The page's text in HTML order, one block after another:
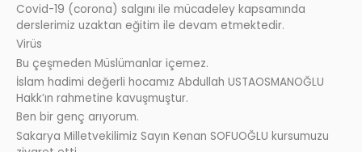
Covid-19 (corona) salgını ile mücadeley kapsamında
derslerimiz uzaktan eğitim ile devam etmektedir.
Virüs
Bu çeşmeden Müslümanlar içemez.
İslam hadimi değerli hocamız Abdullah USTAOSMANOĞLU
Hakk’ın rahmetine kavuşmuştur.
Ben bir genç arıyorum.
Sakarya Milletvekilimiz Sayın Kenan SOFUOĞLU kursumuzu